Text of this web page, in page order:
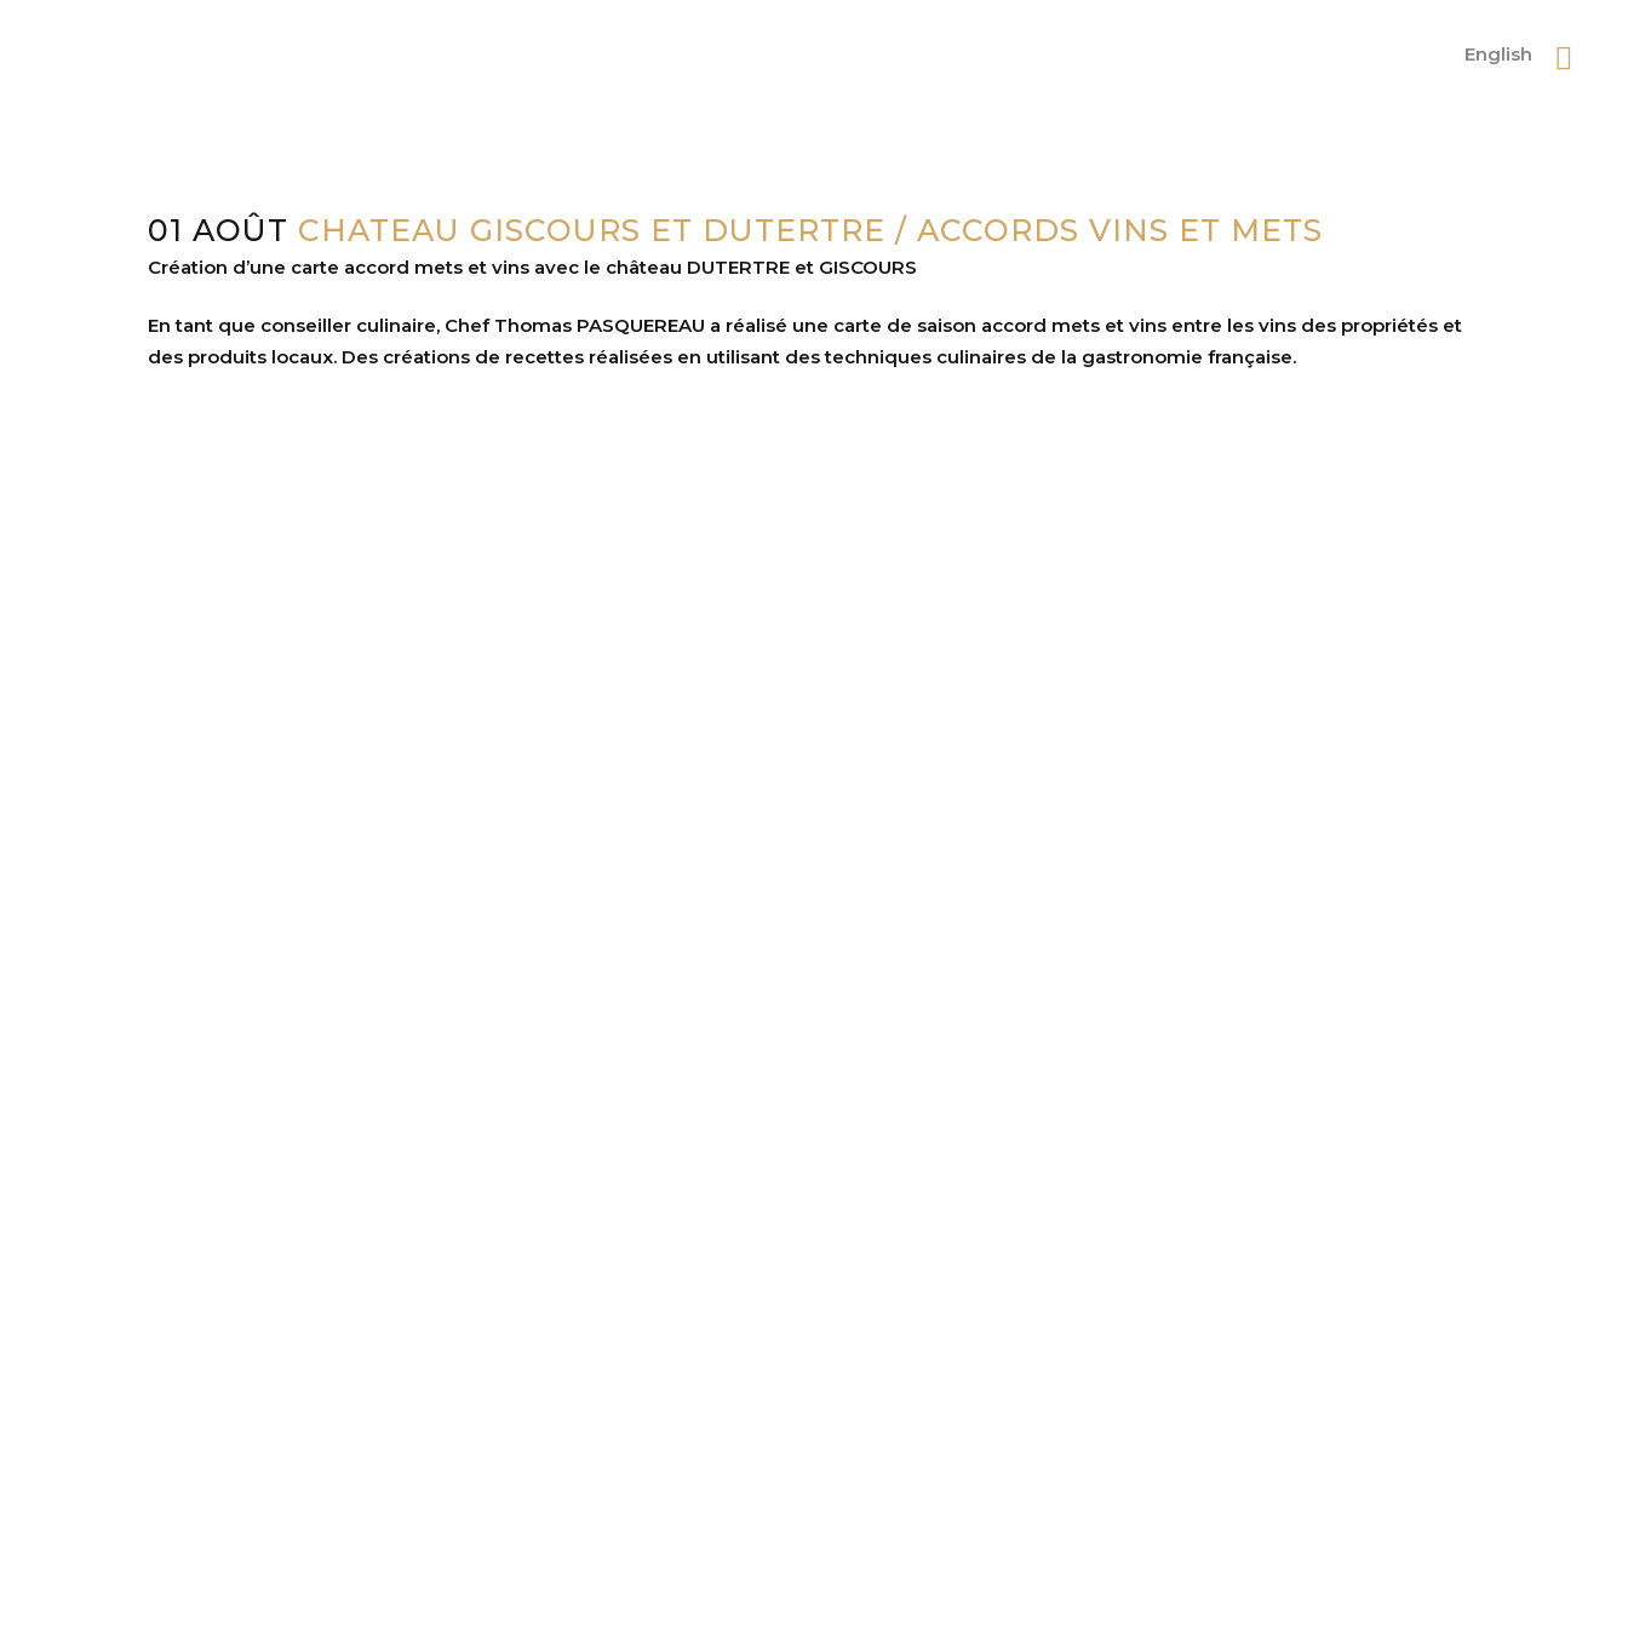
English
01 AOÛT CHATEAU GISCOURS ET DUTERTRE / ACCORDS VINS ET METS
Création d’une carte accord mets et vins avec le château DUTERTRE et GISCOURS
En tant que conseiller culinaire, Chef Thomas PASQUEREAU a réalisé une carte de saison accord mets et vins entre les vins des propriétés et
des produits locaux. Des créations de recettes réalisées en utilisant des techniques culinaires de la gastronomie française.